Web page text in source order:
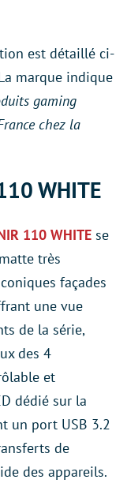
est détaillé ci-
marque indique
gaming
chez la
WHITE
110 WHITE se
très
façades
une vue
de la série,
des 4
et
dédié sur la
un port USB 3.2
de
des appareils.